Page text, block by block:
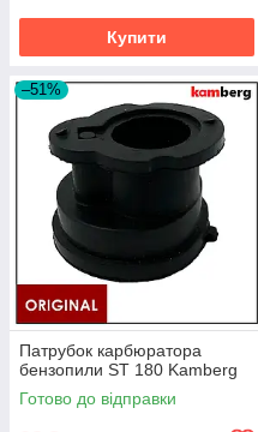
Купити
–51%
Патрубок карбюратора
бензопили ST 180 Kamberg
Готово до відправки